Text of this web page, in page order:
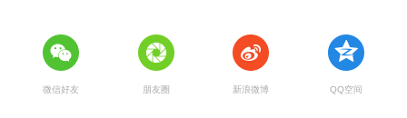
微信好友 朋友圈 新浪微博 QQ空间